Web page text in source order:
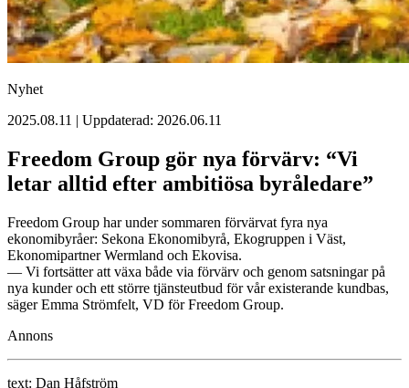
Nyhet
2025.08.11 | Uppdaterad: 2026.06.11
Freedom Group gör nya förvärv: “Vi
letar alltid efter ambitiösa byråledare”
Freedom Group har under sommaren förvärvat fyra nya
ekonomibyråer: Sekona Ekonomibyrå, Ekogruppen i Väst,
Ekonomipartner Wermland och Ekovisa.
— Vi fortsätter att växa både via förvärv och genom satsningar på
nya kunder och ett större tjänsteutbud för vår existerande kundbas,
säger Emma Strömfelt, VD för Freedom Group.
Annons
text: Dan Håfström